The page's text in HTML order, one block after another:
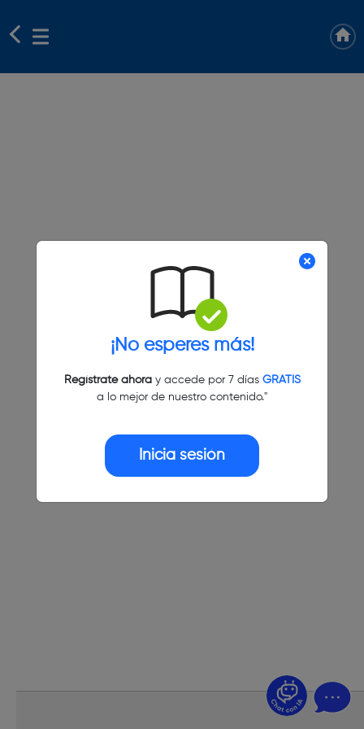
¡No esperes más!
Regístrate ahoray accede por 7 días GRATIS
a lo mejor de nuestro contenido."
Inicia sesión